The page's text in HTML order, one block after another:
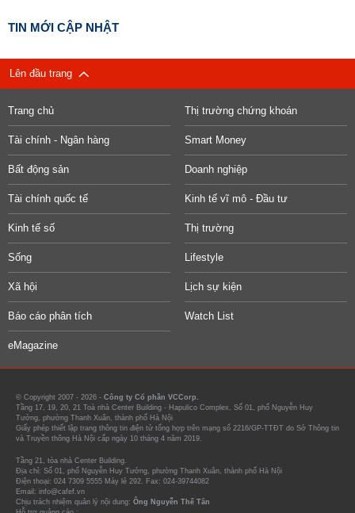
TIN MỚI CẬP NHẬT
Lên đầu trang
Trang chủ Thị trường chứng khoán
Tài chính - Ngân hàng Smart Money
Bất động sản Doanh nghiệp
Tài chính quốc tế Kinh tế vĩ mô - Đầu tư
Kinh tế số Thị trường
Sống Lifestyle
Xã hội Lịch sự kiện
Báo cáo phân tích Watch List
eMagazine
© Copyright 2007 - 2026 - Công ty Cổ phần VCCorp.
Tầng 17, 19, 20, 21 Toà nhà Center Building - Hapulico Complex, Số 01, phố Nguyễn Huy
Tưởng, phường Thanh Xuân, thành phố Hà Nội
Giấy phép thiết lập trang thông tin điện tử tổng hợp trên mạng số 2216/GP-TTĐT do Sở Thông tin
và Truyền thông Hà Nội cấp ngày 10 tháng 4 năm 2019.
Tầng 21, tòa nhà Center Building.
Địa chỉ: Số 01, phố Nguyễn Huy Tưởng, phường Thanh Xuân, thành phố Hà Nội
Điện thoại: 024 7309 5555 Máy lẻ 292. Fax: 024-39744082
Email: info@cafef.vn
Chịu trách nhiệm quản lý nội dung: Ông Nguyễn Thế Tân